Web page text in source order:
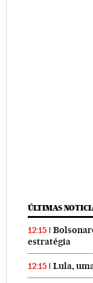
ÚLTIMAS
12:15
estratégia
12:15 Lula,